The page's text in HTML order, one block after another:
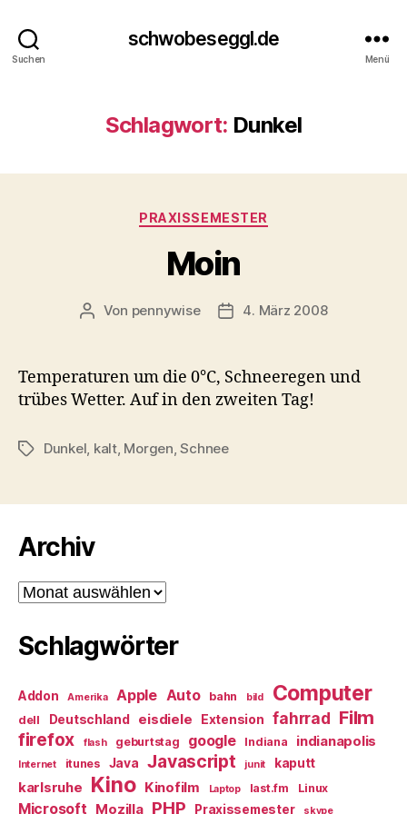
Suchen
schwobeseggl.de
Menü
Schlagwort: Dunkel
Kategorien
PRAXISSEMESTER
Moin
Beitragsautor
Von pennywise Veröffentlichungsdatum
4. März 2008
Temperaturen um die 0°C, Schneeregen und
trübes Wetter. Auf in den zweiten Tag!
Schlagwörter
Dunkel kalt, Morgen ,Schnee
Archiv
Archiv
Schlagwörter
Addon Amerika Apple Auto bahn bild Computer
dell Deutschland eisdiele Extension fahrrad Film
firefox flash geburtstag google Indiana indianapolis
Internet itunes Java Javascript junit kaputt
karlsruhe Kino Kinofilm Laptop last.fm Linux
Microsoft Mozilla PHP Praxissemester skype